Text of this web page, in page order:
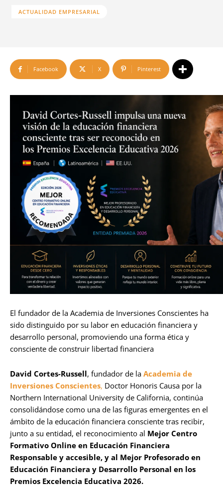
ACTUALIDAD EMPRESARIAL
Facebook X Pinterest
El fundador de la Academia de Inversiones Conscientes ha
sido distinguido por su labor en educación financiera y
desarrollo personal, promoviendo una forma ética y
consciente de construir libertad financiera
David Cortes-Russell, fundador de la Academia de
Inversiones Conscientes, Doctor Honoris Causa por la
Northern International University de California, continúa
consolidándose como una de las figuras emergentes en el
ámbito de la educación financiera consciente tras recibir,
junto a su entidad, el reconocimiento al Mejor Centro
Formativo Online en Educación Financiera
Responsable y accesible, y al Mejor Profesorado en
Educación Financiera y Desarrollo Personal en los
Premios Excelencia Educativa 2026.